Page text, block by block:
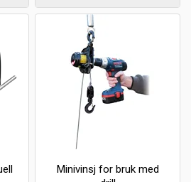
Minivinsj for bruk med